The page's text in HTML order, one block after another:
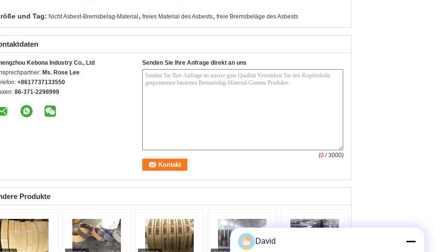
und Tag: Nicht Asbest-Bremsbelag-Material , freies Material des Asbests, freie Bremsbeläge des Asbests
Kebona Industry Co., Ltd
Ms. Rose Lee
+8617737133550
86-371-2298999
Senden Sie Ihre Anfrage direkt an uns
(0 / 3000)
Produkte
David